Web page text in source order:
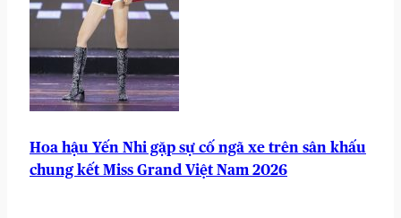
Hoa hậu Yến Nhi gặp sự cố ngã xe trên sân khấu
chung kết Miss Grand Việt Nam 2026